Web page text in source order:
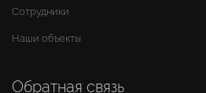
Сотрудники
Наши объекты
Обратная связь